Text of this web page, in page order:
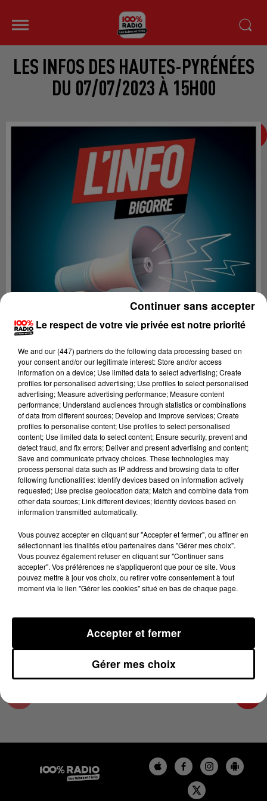
LES INFOS DES HAUTES-PYRÉNÉES
DU 07/07/2023 À 15H00
Lecture (2 min 20 sec)
100%
100% Radio les infos des Hautes-Pyrénées
7 juillet 2023 - 2 min 20 sec
LES INFOS DES HAUTES-PYRÉNÉES DU
07/07/2023 À 15H00
Podcasts infos des Hautes-Pyrénées
Le respect de votre vie privée est notre priorité
We and our (447) partnersdo the following data processing based on
your consent and/or our legitimate interest: Store and/or access
information on a device; Use limited data to select advertising; Create
profiles for personalised advertising; Use profiles to select personalised
advertising; Measure advertising performance; Measure content
performance; Understand audiences through statistics or combinations
of data from different sources; Develop and improve services; Create
profiles to personalise content; Use profiles to select personalised
content; Use limited data to select content; Ensure security, prevent and
detect fraud, and fix errors; Deliver and present advertising and content;
Save and communicate privacy choices. These technologies may
process personal data such as IP address and browsing data to offer
following functionalities: Identify devices based on information actively
requested; Use precise geolocation data; Match and combine data from
other data sources; Link different devices; Identify devices based on
information transmitted automatically.
Vous pouvez accepter en cliquant sur "Accepter et fermer", ou affiner en
sélectionnant les finalités et/ou partenaires dans "Gérer mes choix".
Vous pouvez également refuser en cliquant sur "Continuer sans
accepter". Vos préférences ne s'appliqueront que pour ce site. Vous
pouvez mettre à jour vos choix, ou retirer votre consentement à tout
moment via le lien "Gérer les cookies" situé en bas de chaque page.
Gérer mes choix
Accepter et fermer
Continuer sans accepter